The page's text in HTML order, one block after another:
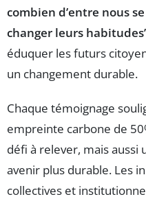
combien d’entre nous
changer leurs
éduquer les futurs
un changement durable.
Chaque témoignage
empreinte carbone de
défi à relever, mais aussi
avenir plus durable. Les
collectives et